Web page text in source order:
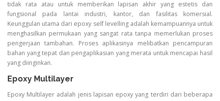
tidak rata atau untuk memberikan lapisan akhir yang estetis dan
fungsional pada lantai industri, kantor, dan fasilitas komersial.
Keunggulan utama dari epoxy self levelling adalah kemampuannya untuk
menghasilkan permukaan yang sangat rata tanpa memerlukan proses
pengerjaan tambahan. Proses aplikasinya melibatkan pencampuran
bahan yang tepat dan pengaplikasian yang merata untuk mencapai hasil
yang diinginkan.
Epoxy Multilayer
Epoxy Multilayer adalah jenis lapisan epoxy yang terdiri dari beberapa